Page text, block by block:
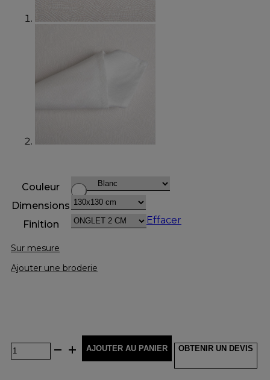
Couleur
Dimensions
Finition
Effacer
Sur mesure
Ajouter une broderie
AJOUTER AU PANIER OBTENIR UN DEVIS